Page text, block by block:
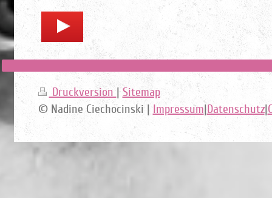
Druckversion| Sitemap
© Nadine Ciechocinski | Impressum|Datenschutz|